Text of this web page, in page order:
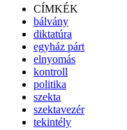
CÍMKÉK
bálvány
diktatúra
egyház párt
elnyomás
kontroll
politika
szekta
szektavezér
tekintély